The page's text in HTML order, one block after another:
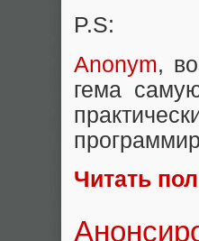
P.S:
Anonym,
гема
Читать